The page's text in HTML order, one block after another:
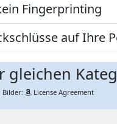
Fingerprinting
auf Ihre
gleichen
Bilder: License Agreement